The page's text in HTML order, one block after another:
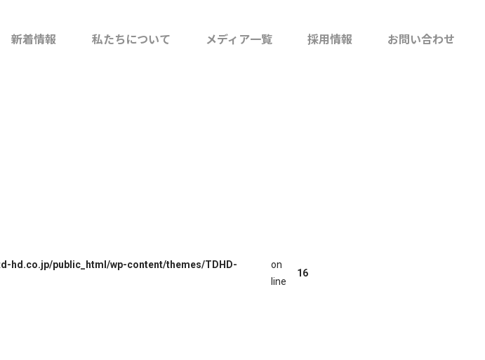
新着情報 私たちについて
拠点 メディア一覧 採用情報 お問い合わせ
hd.co.jp/public_html/wp-content/themes/TDHD-
on
line
16